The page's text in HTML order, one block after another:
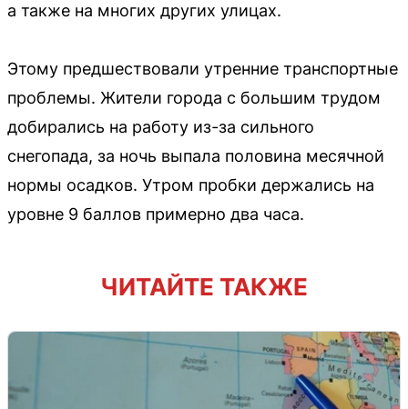
а также на многих других улицах.
Этому предшествовали утренние транспортные
проблемы. Жители города с большим трудом
добирались на работу из-за сильного
снегопада, за ночь выпала половина месячной
нормы осадков. Утром пробки держались на
уровне 9 баллов примерно два часа.
ЧИТАЙТЕ ТАКЖЕ